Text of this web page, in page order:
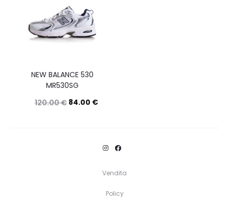
NEW BALANCE 530
MR530SG
120.00€ 84.00 €
Vendita
Policy